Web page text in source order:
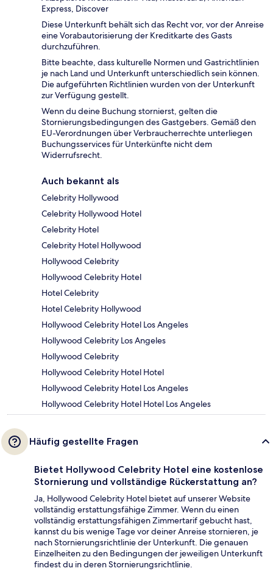
Express, Discover
Diese Unterkunft behält sich das Recht vor, vor der Anreise
eine Vorabautorisierung der Kreditkarte des Gasts
durchzuführen.
Bitte beachte, dass kulturelle Normen und Gastrichtlinien
je nach Land und Unterkunft unterschiedlich sein können.
Die aufgeführten Richtlinien wurden von der Unterkunft
zur Verfügung gestellt.
Wenn du deine Buchung stornierst, gelten die
Stornierungsbedingungen des Gastgebers. Gemäß den
EU-Verordnungen über Verbraucherrechte unterliegen
Buchungsservices für Unterkünfte nicht dem
Widerrufsrecht.
Auch bekannt als
Celebrity Hollywood
Celebrity Hollywood Hotel
Celebrity Hotel
Celebrity Hotel Hollywood
Hollywood Celebrity
Hollywood Celebrity Hotel
Hotel Celebrity
Hotel Celebrity Hollywood
Hollywood Celebrity Hotel Los Angeles
Hollywood Celebrity Los Angeles
Hollywood Celebrity
Hollywood Celebrity Hotel Hotel
Hollywood Celebrity Hotel Los Angeles
Hollywood Celebrity Hotel Hotel Los Angeles
Häufig gestellte Fragen
Bietet Hollywood Celebrity Hotel eine kostenlose
Stornierung und vollständige Rückerstattung an?
Ja, Hollywood Celebrity Hotel bietet auf unserer Website
vollständig erstattungsfähige Zimmer. Wenn du einen
vollständig erstattungsfähigen Zimmertarif gebucht hast,
kannst du bis wenige Tage vor deiner Anreise stornieren, je
nach Stornierungsrichtlinie der Unterkunft. Die genauen
Einzelheiten zu den Bedingungen der jeweiligen Unterkunft
findest du in deren Stornierungsrichtlinie.